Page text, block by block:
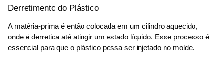
Derretimento do Plástico
A matéria-prima é então colocada em um cilindro aquecido,
onde é derretida até atingir um estado líquido. Esse processo é
essencial para que o plástico possa ser injetado no molde.